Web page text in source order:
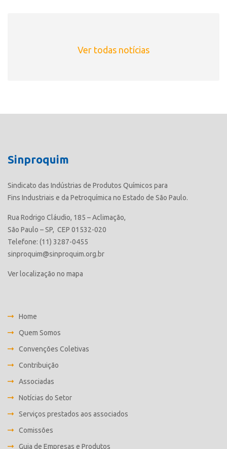
Ver todas notícias
Sinproquim
Sindicato das Indústrias de Produtos Químicos para
Fins Industriais e da Petroquímica no Estado de São Paulo.
Rua Rodrigo Cláudio, 185 – Aclimação,
São Paulo – SP, CEP 01532-020
Telefone: (11) 3287-0455
sinproquim@sinproquim.org.br
Ver localização no mapa
Home
Quem Somos
Convenções Coletivas
Contribuição
Associadas
Notícias do Setor
Serviços prestados aos associados
Comissões
Guia de Empresas e Produtos